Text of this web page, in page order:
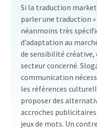
Si la traduction
parler une traduction
néanmoins très
d’adaptation au
de sensibilité créative,
secteur concerné.
communication
les références
proposer des
accroches
jeux de mots. Un